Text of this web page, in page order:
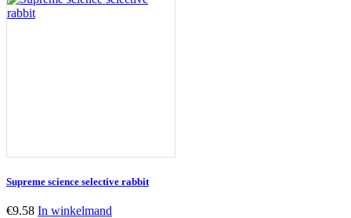
Supreme science selective rabbit
€9.58 In winkelmand